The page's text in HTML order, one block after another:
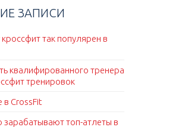
ЗАПИСИ
так популярен в
квалифированного тренера
тренировок
в CrossFit
зарабатывают топ-атлеты в